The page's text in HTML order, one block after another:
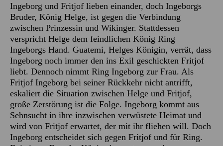
Ingeborg und Fritjof lieben einander, doch Ingeborgs
Bruder, König Helge, ist gegen die Verbindung
zwischen Prinzessin und Wikinger. Stattdessen
verspricht Helge dem feindlichen König Ring
Ingeborgs Hand. Guatemi, Helges Königin, verrät, dass
Ingeborg noch immer den ins Exil geschickten Fritjof
liebt. Dennoch nimmt Ring Ingeborg zur Frau. Als
Fritjof Ingeborg bei seiner Rückkehr nicht antrifft,
eskaliert die Situation zwischen Helge und Fritjof,
große Zerstörung ist die Folge. Ingeborg kommt aus
Sehnsucht in ihre inzwischen verwüstete Heimat und
wird von Fritjof erwartet, der mit ihr fliehen will. Doch
Ingeborg entscheidet sich gegen Fritjof und für Ring.